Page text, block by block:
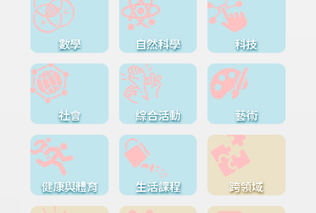
數學 自然科學 科技
社會 綜合活動 藝術
健康與體育 生活課程 跨領域